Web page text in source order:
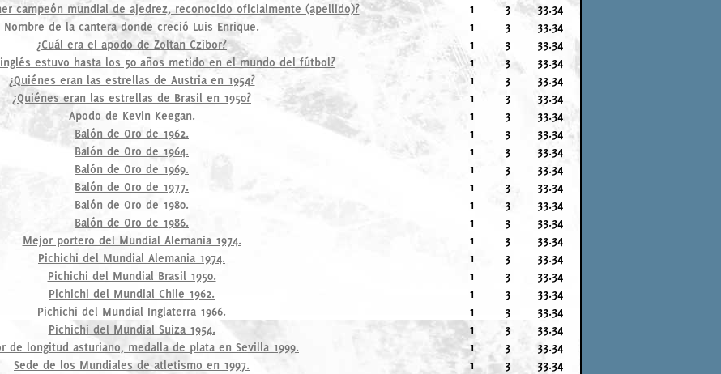
campeón mundial de ajedrez, reconocido oficialmente (apellido)? 1 3
33.34
Nombre de la cantera donde creció Luis Enrique. 1 3
33.34
¿Cuál era el apodo de Zoltan Czibor? 1 3
33.34
inglés estuvo hasta los 50 años metido en el mundo del fútbol? 1 3
33.34
¿Quiénes eran las estrellas de Austria en 1954? 1 3
33.34
¿Quiénes eran las estrellas de Brasil en 1950? 1 3
33.34
Apodo de Kevin Keegan. 1 3
33.34
Balón de Oro de 1962. 1 3
33.34
Balón de Oro de 1964. 1 3
33.34
Balón de Oro de 1969. 1 3
33.34
Balón de Oro de 1977. 1 3
33.34
Balón de Oro de 1980. 1 3
33.34
Balón de Oro de 1986. 1 3
33.34
Mejor portero del Mundial Alemania 1974. 1 3
33.34
Pichichi del Mundial Alemania 1974. 1 3
33.34
Pichichi del Mundial Brasil 1950. 1 3
33.34
Pichichi del Mundial Chile 1962. 1 3
33.34
Pichichi del Mundial Inglaterra 1966. 1 3
33.34
Pichichi del Mundial Suiza 1954. 1 3
33.34
de longitud asturiano, medalla de plata en Sevilla 1999. 1 3
33.34
Sede de los Mundiales de atletismo en 1997. 1 3
33.34